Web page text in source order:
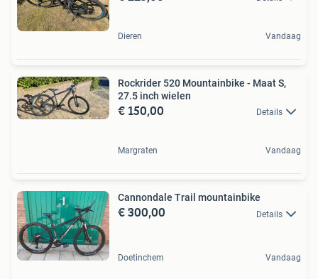
Dieren Vandaag
Rockrider 520 Mountainbike - Maat S,
27.5 inch wielen
€ 150,00 Details
Margraten Vandaag
Cannondale Trail mountainbike
€ 300,00 Details
Doetinchem Vandaag